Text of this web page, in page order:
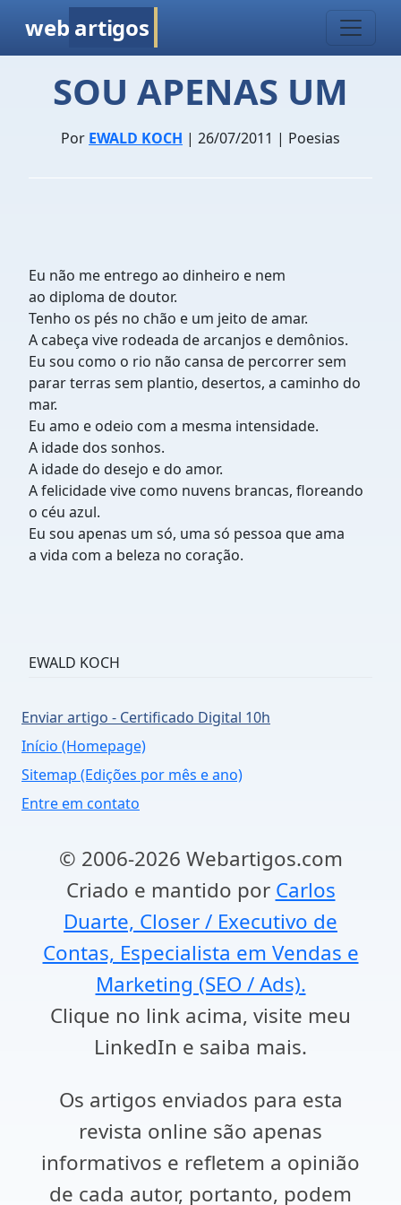
web artigos
SOU APENAS UM
Por EWALD KOCH | 26/07/2011 | Poesias
Eu não me entrego ao dinheiro e nem
ao diploma de doutor.
Tenho os pés no chão e um jeito de amar.
A cabeça vive rodeada de arcanjos e demônios.
Eu sou como o rio não cansa de percorrer sem
parar terras sem plantio, desertos, a caminho do
mar.
Eu amo e odeio com a mesma intensidade.
A idade dos sonhos.
A idade do desejo e do amor.
A felicidade vive como nuvens brancas, floreando
o céu azul.
Eu sou apenas um só, uma só pessoa que ama
a vida com a beleza no coração.
EWALD KOCH
Enviar artigo - Certificado Digital 10h
Início (Homepage)
Sitemap (Edições por mês e ano)
Entre em contato
© 2006-2026 Webartigos.com
Criado e mantido por Carlos
Duarte, Closer / Executivo de
Contas, Especialista em Vendas e
Marketing (SEO / Ads).
Clique no link acima, visite meu
LinkedIn e saiba mais.
Os artigos enviados para esta
revista online são apenas
informativos e refletem a opinião
de cada autor, portanto, podem